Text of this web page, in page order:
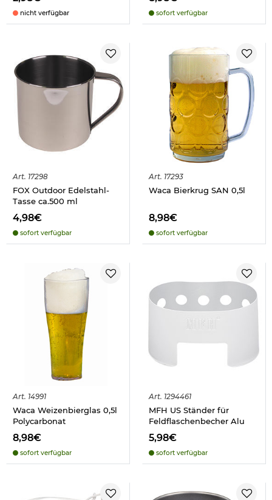
nicht verfügbar sofort verfügbar
Art. 17298
FOX Outdoor Edelstahl-
Tasse ca.500 ml
4,98€
sofort verfügbar
Art. 17293
Waca Bierkrug SAN 0,5l
8,98€
sofort verfügbar
Art. 14991
Waca Weizenbierglas 0,5l
Polycarbonat
8,98€
sofort verfügbar
Art. 1294461
MFH US Ständer für
Feldflaschenbecher Alu
5,98€
sofort verfügbar